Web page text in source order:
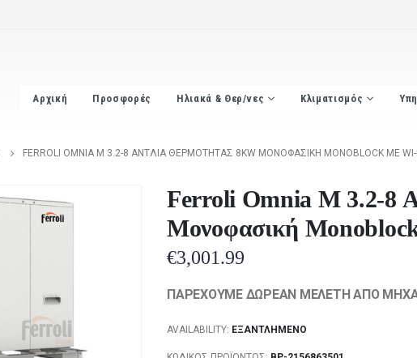
Αρχική Προσφορές Ηλιακά & Θερ/νες Κλιματισμός
FERROLI OMNIA M 3.2-8 ΑΝΤΛΊΑ ΘΕΡΜΌΤΗΤΑΣ 8KW ΜΟΝΟΦΑΣΙΚΉ MONOBLOCK ΜΕ WI-
Ferroli Omnia M 3.2-8
Μονοφασική
€3,001.99
ΠΑΡΕΧΟΥΜΕ ΔΩΡΕΑΝ ΜΕΛΕΤΗ ΑΠΟ
AVAILABILITY: ΕΞΑΝΤΛΗΜΈΝΟ